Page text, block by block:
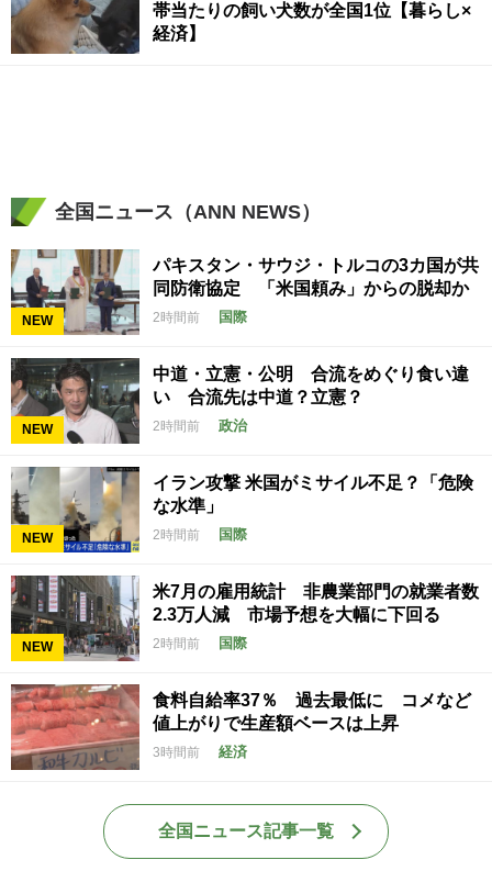
帯当たりの飼い犬数が全国1位【暮らし×
経済】
全国ニュース（ANN NEWS）
NEW
パキスタン・サウジ・トルコの3カ国が共
同防衛協定 「米国頼み」からの脱却か
2時間前 国際
NEW
中道・立憲・公明 合流をめぐり食い違
い 合流先は中道？立憲？
2時間前 政治
NEW
イラン攻撃 米国がミサイル不足？「危険
な水準」
2時間前 国際
NEW
米7月の雇用統計 非農業部門の就業者数
2.3万人減 市場予想を大幅に下回る
2時間前 国際
食料自給率37％ 過去最低に コメなど
値上がりで生産額ベースは上昇
3時間前 経済
全国ニュース記事一覧